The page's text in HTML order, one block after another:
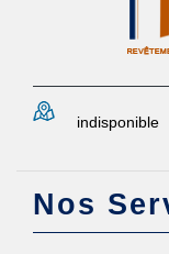
indisponible
Nos